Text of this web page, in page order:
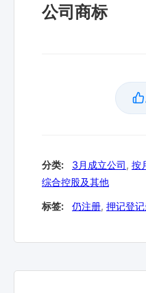
公司商标
分类: 3月成立公司, 按
综合控股及其他
标签: 仍注册, 押记登